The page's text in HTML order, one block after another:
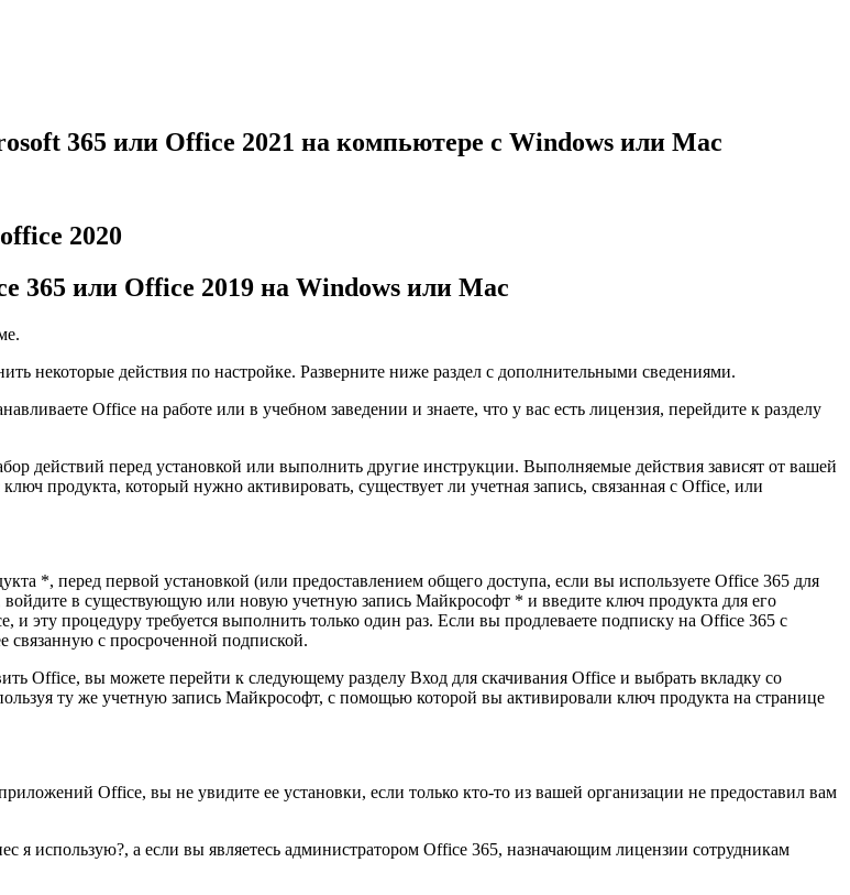
365 или Office 2021 на компьютере с Windows или Mac
2020
365 или Office 2019 на Windows или Mac
некоторые действия по настройке. Разверните ниже раздел с дополнительными сведениями.
Office на работе или в учебном заведении и знаете, что у вас есть лицензия, перейдите к разделу
действий перед установкой или выполнить другие инструкции. Выполняемые действия зависят от вашей
продукта, который нужно активировать, существует ли учетная запись, связанная с Office, или
*, перед первой установкой (или предоставлением общего доступа, если вы используете Office 365 для
войдите в существующую или новую учетную запись Майкрософт * и введите ключ продукта для его
эту процедуру требуется выполнить только один раз. Если вы продлеваете подписку на Office 365 с
связанную с просроченной подпиской.
Office, вы можете перейти к следующему разделу Вход для скачивания Office и выбрать вкладку со
ту же учетную запись Майкрософт, с помощью которой вы активировали ключ продукта на странице
Office, вы не увидите ее установки, если только кто-то из вашей организации не предоставил вам
я использую?, а если вы являетесь администратором Office 365, назначающим лицензии сотрудникам